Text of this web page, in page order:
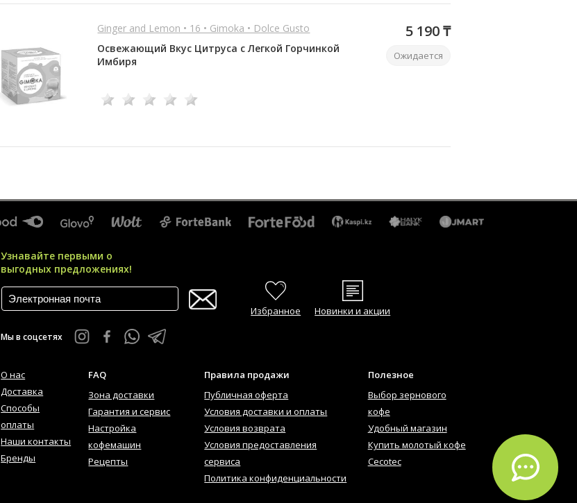
Ginger and Lemon • 16 • Gimoka • Dolce Gusto
Освежающий Вкус Цитруса с Легкой Горчинкой
Имбиря
5 190 ₸
Ожидается
Узнавайте первыми о
выгодных предложениях!
Мы в соцсетях
Избранное Новинки и акции
О нас
Доставка
Способы
оплаты
Наши контакты
Бренды
FAQ
Зона доставки
Гарантия и сервис
Настройка
кофемашин
Рецепты
Правила продажи
Публичная оферта
Условия доставки и оплаты
Условия возврата
Условия предоставления
сервиса
Политика конфиденциальности
Полезное
Выбор зернового
кофе
Удобный магазин
Купить молотый кофе
Cecotec